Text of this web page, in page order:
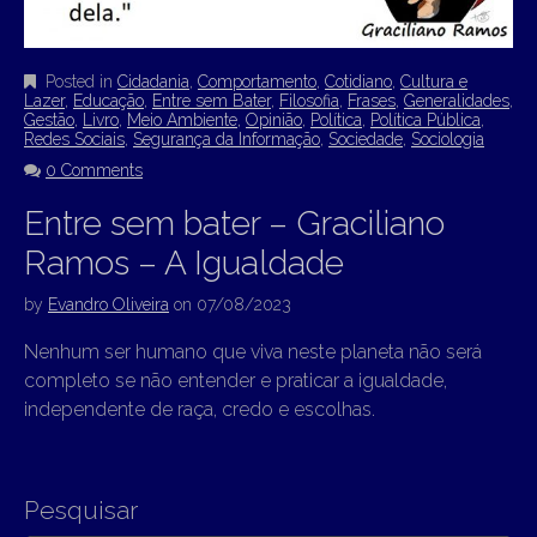
Posted in Cidadania Comportamento Cotidiano Cultura e
Lazer, Educação Entre sem Bater, Filosofia Frases Generalidades
Gestão Livro Meio Ambiente Opinião Política Política Pública
Redes Sociais Segurança da Informação Sociedade Sociologia
0 Comments
Entre sem bater – Graciliano
Ramos – A Igualdade
by Evandro Oliveira on 07/08/2023
Nenhum ser humano que viva neste planeta não será
completo se não entender e praticar a igualdade,
independente de raça, credo e escolhas.
Pesquisar